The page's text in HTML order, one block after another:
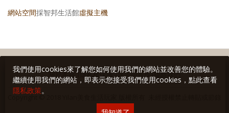
網站空間採智邦生活館虛擬主機
關於本站∣ 隱私權保護∣廣告與合作∣聯絡我們
Copyright © 2018 Yilan美食生活玩家 版權所有 未經授權禁止轉貼或節錄
我們使用cookies來了解您如何使用我們的網站並改善您的體驗。
繼續使用我們的網站，即表示您接受我們使用cookies，點此查看
隱私政策。